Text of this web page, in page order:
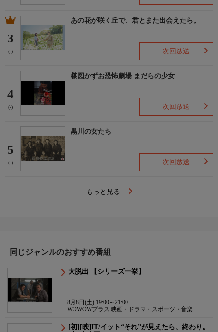
3
(-)
あの花が咲く丘で、君とまた出会えたら。
次回放送
4
(-)
楳図かずお恐怖劇場 まだらの少女
次回放送
5
(-)
黒川の女たち
次回放送
もっと見る
同じジャンルのおすすめ番組
大脱出 【シリーズ一挙】
8月8日(土) 19:00～21:00
WOWOWプラス 映画・ドラマ・スポーツ・音楽
[初][映]IT/イット“それ”が見えたら、終わり。